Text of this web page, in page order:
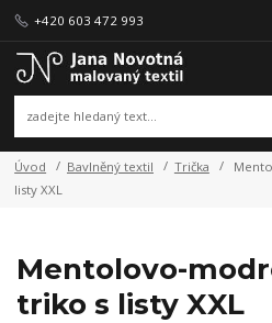
+420 603 472 993
Úvod Bavlněný textil Trička
listy XXL
Mentolovo-
triko s listy XXL